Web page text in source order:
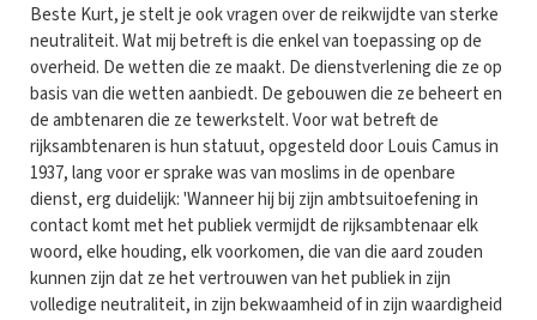
Beste Kurt, je stelt je ook vragen over de reikwijdte van sterke
neutraliteit. Wat mij betreft is die enkel van toepassing op de
overheid. De wetten die ze maakt. De dienstverlening die ze op
basis van die wetten aanbiedt. De gebouwen die ze beheert en
de ambtenaren die ze tewerkstelt. Voor wat betreft de
rijksambtenaren is hun statuut, opgesteld door Louis Camus in
1937, lang voor er sprake was van moslims in de openbare
dienst, erg duidelijk: 'Wanneer hij bij zijn ambtsuitoefening in
contact komt met het publiek vermijdt de rijksambtenaar elk
woord, elke houding, elk voorkomen, die van die aard zouden
kunnen zijn dat ze het vertrouwen van het publiek in zijn
volledige neutraliteit, in zijn bekwaamheid of in zijn waardigheid